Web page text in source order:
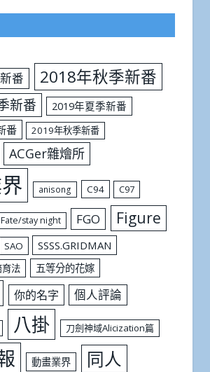
番 2018年秋季新番
新番
2019年夏季新番
番
2019年秋季新番
ACGer雜燴所
anisong C94 C97
Fate/stay night FGO Figure
SAO SSSS.GRIDMAN
法 五等分的花嫁
你的名字 個人評論
八掛 刀劍神域Alicization篇
動畫業界 同人